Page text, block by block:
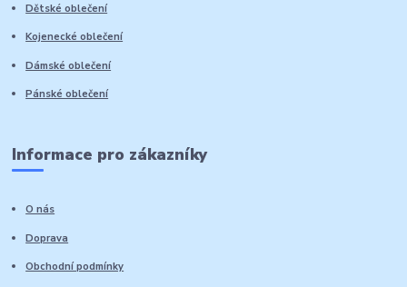
Dětské oblečení
Kojenecké oblečení
Dámské oblečení
Pánské oblečení
Informace pro zákazníky
O nás
Doprava
Obchodní podmínky